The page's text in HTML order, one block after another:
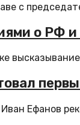
с
о РФ
Ефанов